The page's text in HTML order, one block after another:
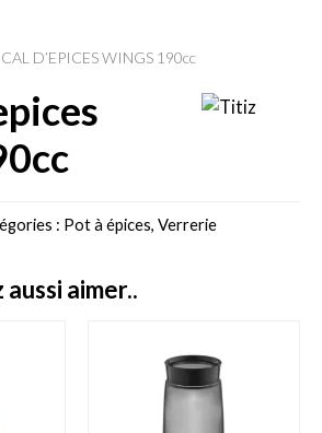
D’EPICES WINGS 190cc
: Pot à épices, Verrerie
aussi aimer..